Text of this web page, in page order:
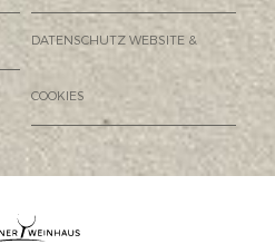
DATENSCHUTZ WEBSITE &
COOKIES